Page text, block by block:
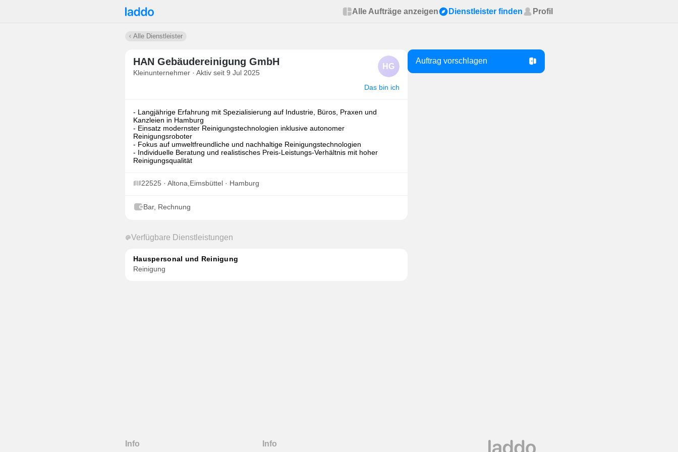
Alle Aufträge anzeigen Dienstleister finden Profil
Alle Dienstleister
HAN Gebäudereinigung GmbH
Kleinunternehmer · Aktiv seit 9 Jul 2025
HG
Das bin ich
- Langjährige Erfahrung mit Spezialisierung auf Industrie, Büros, Praxen und
Kanzleien in Hamburg
- Einsatz modernster Reinigungstechnologien inklusive autonomer
Reinigungsroboter
- Fokus auf umweltfreundliche und nachhaltige Reinigungstechnologien
- Individuelle Beratung und realistisches Preis-Leistungs-Verhältnis mit hoher
Reinigungsqualität
22525 · Altona,Eimsbüttel · Hamburg
Bar, Rechnung
Verfügbare Dienstleistungen
Hauspersonal und Reinigung
Reinigung
Auftrag vorschlagen
Info Info